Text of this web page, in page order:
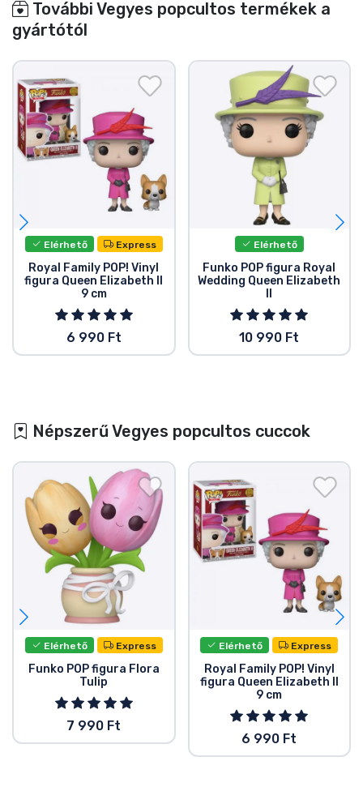
További Vegyes popcultos termékek a
gyártótól
Elérhető Express
Royal Family POP! Vinyl
figura Queen Elizabeth II
9 cm
6 990 Ft
Elérhető
Funko POP figura Royal
Wedding Queen Elizabeth
10 990 Ft
Népszerű Vegyes popcultos cuccok
Elérhető Express
Funko POP figura Flora
Tulip
7 990 Ft
Elérhető Express
Royal Family POP! Vinyl
figura Queen Elizabeth II
9 cm
6 990 Ft